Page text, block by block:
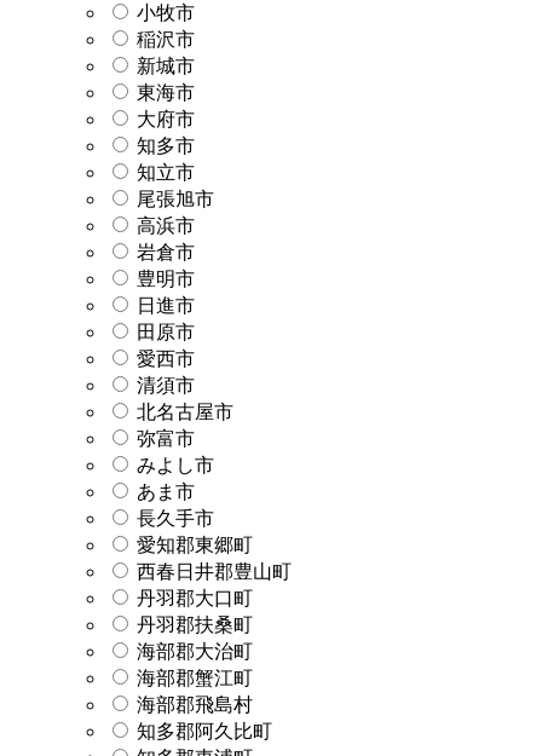
小牧市
稲沢市
新城市
東海市
大府市
知多市
知立市
尾張旭市
高浜市
岩倉市
豊明市
日進市
田原市
愛西市
清須市
北名古屋市
弥富市
みよし市
あま市
長久手市
愛知郡東郷町
西春日井郡豊山町
丹羽郡大口町
丹羽郡扶桑町
海部郡大治町
海部郡蟹江町
海部郡飛島村
知多郡阿久比町